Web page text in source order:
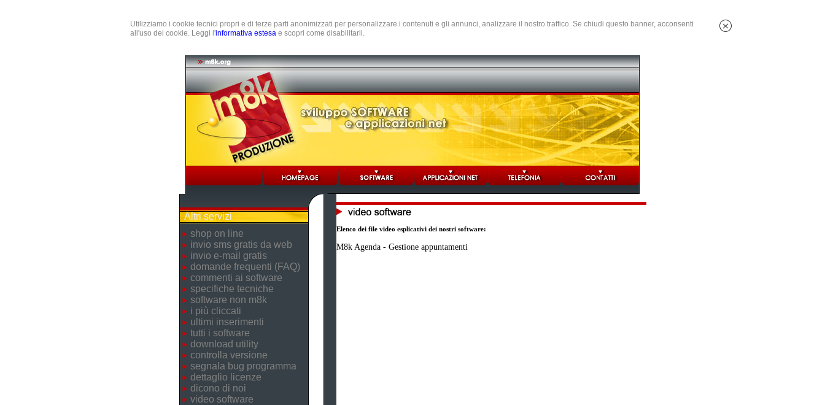
Utilizziamo i cookie tecnici propri e di terze parti anonimizzati per personalizzare i contenuti e gli annunci, analizzare il nostro traffico. Se chiudi questo banner, acconsenti
all'uso dei cookie. Leggi l'informativa estesa e scopri come disabilitarli.
Altri servizi
shop on line
invio sms gratis da web
invio e-mail gratis
domande frequenti (FAQ)
commenti ai software
specifiche tecniche
software non m8k
i più cliccati
ultimi inserimenti
tutti i software
download utility
controlla versione
segnala bug programma
dettaglio licenze
dicono di noi
video software
Elenco dei file video esplicativi dei nostri software:
M8k Agenda - Gestione appuntamenti